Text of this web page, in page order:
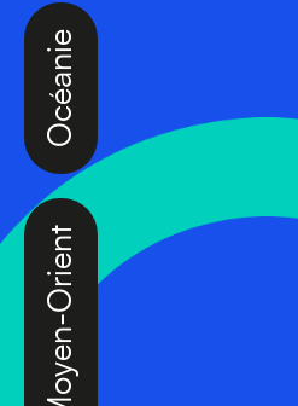
Moyen-Orient
Océanie